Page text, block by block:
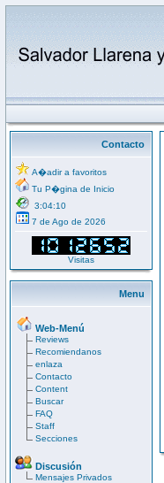
Contacto
A�adir a favoritos
Tu P�gina de Inicio
3:04:10
7 de Ago de 2026
Visitas
Menu
Web-Menú
Reviews
Recomiendanos
enlaza
Contacto
Content
Buscar
FAQ
Staff
Secciones
Discusión
Mensajes Privados